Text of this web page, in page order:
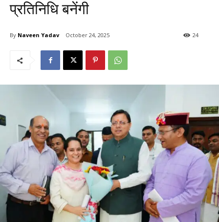
प्रतिनिधि बनेंगी
By Naveen Yadav October 24, 2025 24